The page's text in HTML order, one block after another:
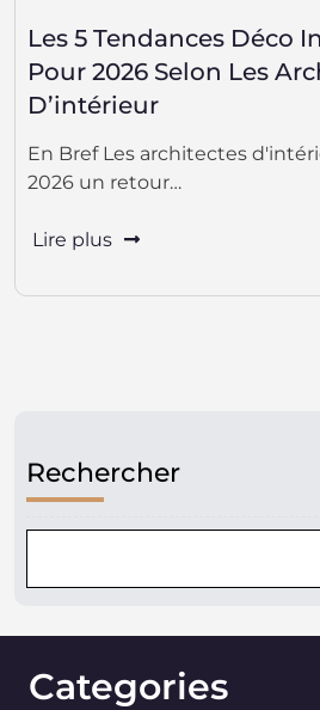
Les 5 Tendances Déco
Pour 2026 Selon Les
D’intérieur
En Bref Les architectes
2026 un retour…
Lire plus
Rechercher
Categories